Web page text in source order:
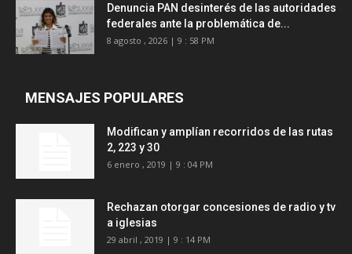
Denuncia PAN desinterés de las autoridades
federales ante la problemática de...
8 agosto , 2026 | 9 : 58 PM
MENSAJES POPULARES
Modifican y amplían recorridos de las rutas
2, 223 y 30
6 enero , 2019 | 9 : 04 PM
Rechazan otorgar concesiones de radio y tv
a iglesias
29 abril , 2019 | 9 : 14 PM